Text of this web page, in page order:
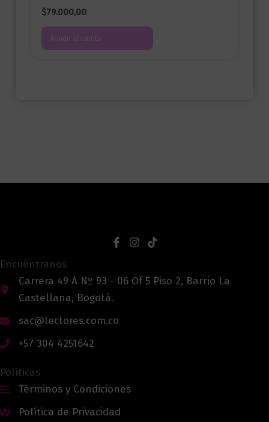
$79.000,00
Añadir al carrito
Encuéntranos
Carrera 49 A Nº 93 - 06 Of 5 Piso 2, Barrio La
Castellana, Bogotá.
sac@lectores.com.co
+57 304 4251642
Políticas
Términos y Condiciones
Política de Privacidad